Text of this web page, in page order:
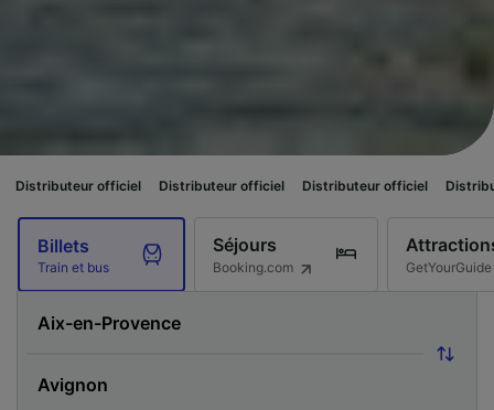
Distributeur officiel Distributeur officiel Distributeur officiel
Billets
Train et bus
Séjours
Booking.com GetYourGuide